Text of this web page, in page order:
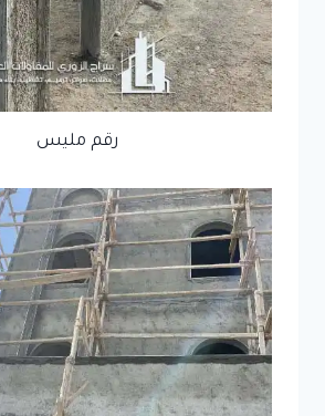
رقم مليس